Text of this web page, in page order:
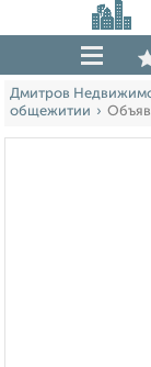
Дмитров
общежитии